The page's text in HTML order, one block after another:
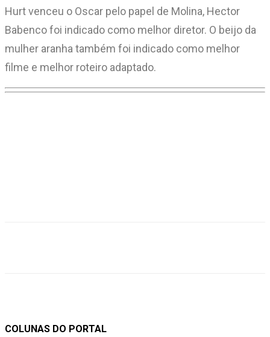
Hurt venceu o Oscar pelo papel de Molina, Hector
Babenco foi indicado como melhor diretor. O beijo da
mulher aranha também foi indicado como melhor
filme e melhor roteiro adaptado.
COLUNAS DO PORTAL